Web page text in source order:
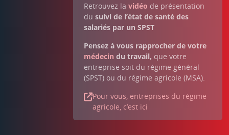
Retrouvez lavidéo de présentation
dusuivi de l’état de santé des
salariés par un SPST
Pensez à vous rapprocher de votre
médecin du travail, que votre
entreprise soit du régime général
(SPST) ou du régime agricole (MSA).
Pour vous, entreprises du régime
agricole, c’est ici